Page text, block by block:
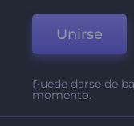
Unirse
Puede darse de
momento.